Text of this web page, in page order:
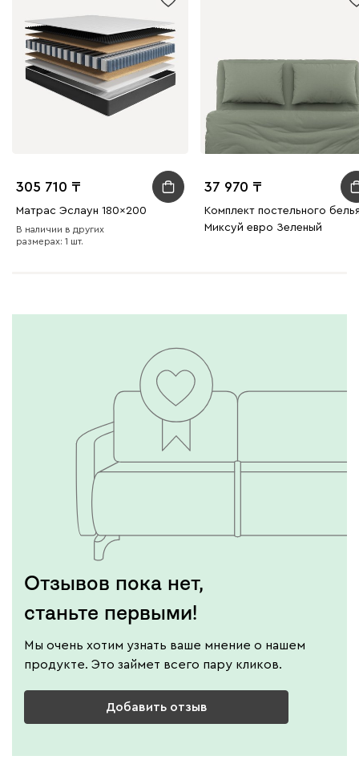
305 710
Матрас Эслаун 180x200
В наличии в других
размерах: 1 шт.
37 970
Комплект постельного
Миксуй евро Зеленый
Отзывов пока нет,
станьте первыми!
Мы очень хотим узнать ваше мнение о нашем
продукте. Это займет всего пару кликов.
Добавить отзыв